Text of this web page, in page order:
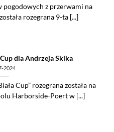
z przerwami na
rozegrana 9-ta [...]
dla Andrzeja Skika
2024
Cup” rozegrana została na
Harborside-Poert w [...]